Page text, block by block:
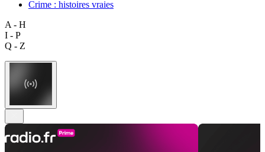
Crime : histoires vraies
A - H
I - P
Q - Z